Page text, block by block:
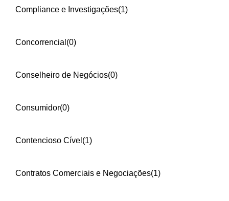
Compliance e Investigações(1)
Concorrencial (0)
Conselheiro de Negócios(0)
Consumidor(0)
Contencioso Cível (1)
Contratos Comerciais e Negociações(1)